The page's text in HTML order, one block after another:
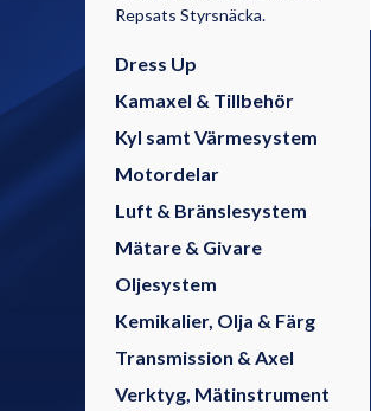
Repsats Styrsnäcka.
Dress Up
Kamaxel & Tillbehör
Kyl samt Värmesystem
Motordelar
Luft & Bränslesystem
Mätare & Givare
Oljesystem
Kemikalier, Olja & Färg
Transmission & Axel
Verktyg, Mätinstrument